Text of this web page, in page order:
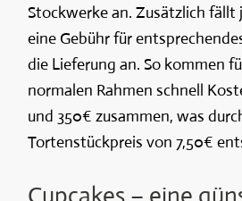
Stockwerke an. Zusätzlich fällt
eine Gebühr für
die Lieferung an. So kommen
normalen Rahmen schnell
und 350€ zusammen, was
Tortenstückpreis von 7,50€